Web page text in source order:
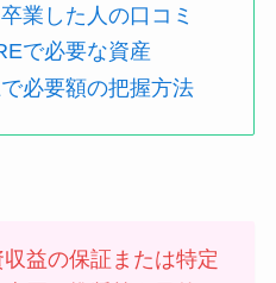
業した人の口コミ
で必要な資産
必要額の把握方法
益の保証または特定